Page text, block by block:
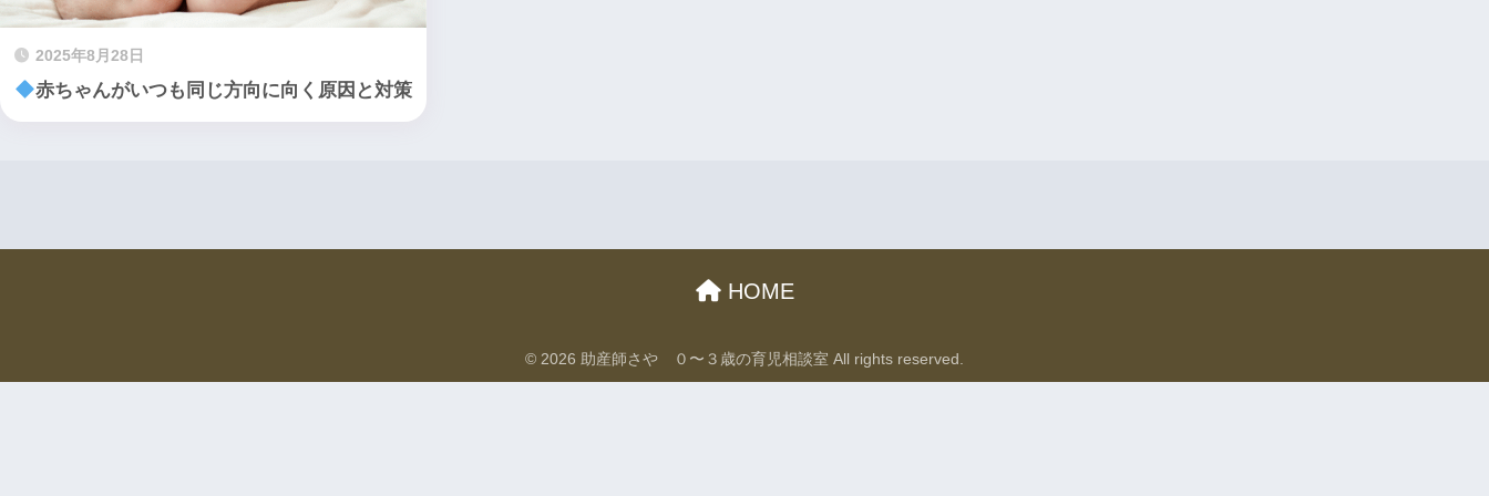
2025年8月28日
赤ちゃんがいつも同じ方向に向く原因と対策
HOME
© 2026 助産師さや ０〜３歳の育児相談室 All rights reserved.